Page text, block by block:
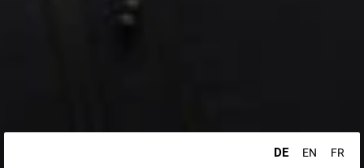
DE EN
FR